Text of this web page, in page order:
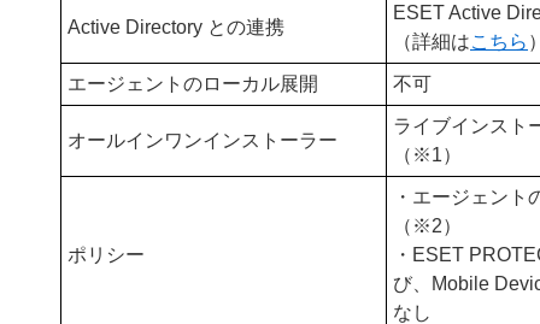
Active Directory との連携
ESET Active
（詳細はこちら
エージェントのローカル展開 不可
オールインワンインストーラー
ライブインスト
（※1）
ポリシー
・エージェント
（※2）
・ESET
び、Mobile
なし